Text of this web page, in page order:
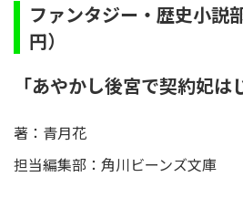
ファンタジー・歴史小説
円）
「あやかし後宮で契約妃は
著：青月花
担当編集部：角川ビーンズ文庫